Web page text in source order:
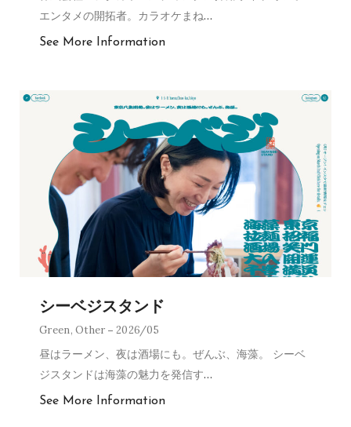
エンタメの開拓者。カラオケまね…
See More Information
シーベジスタンド
Green,Other 2026/05
昼はラーメン、夜は酒場にも。ぜんぶ、海藻。 シーベ
ジスタンドは海藻の魅力を発信す…
See More Information